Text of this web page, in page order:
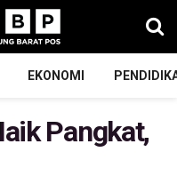
EKONOMI
Pangkat,